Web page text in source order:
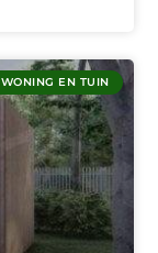
WONING EN TUIN